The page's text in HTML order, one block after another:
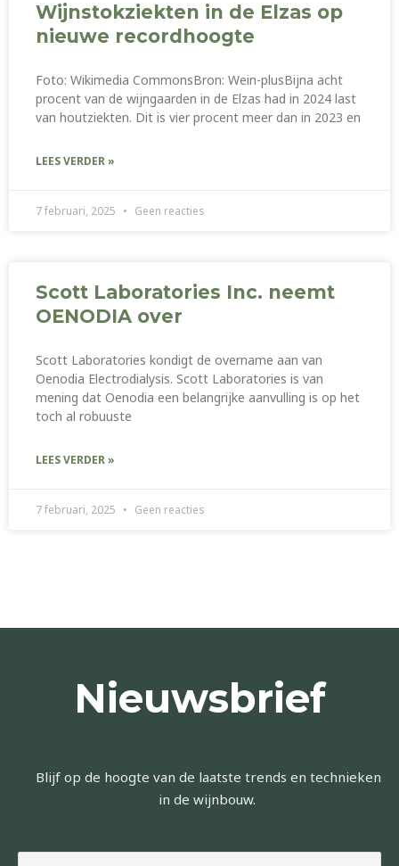
Wijnstokziekten in de Elzas op
nieuwe recordhoogte
Foto: Wikimedia CommonsBron: Wein-plusBijna acht
procent van de wijngaarden in de Elzas had in 2024 last
van houtziekten. Dit is vier procent meer dan in 2023 en
LEES VERDER »
7 februari, 2025 Geen reacties
Scott Laboratories Inc. neemt
OENODIA over
Scott Laboratories kondigt de overname aan van
Oenodia Electrodialysis. Scott Laboratories is van
mening dat Oenodia een belangrijke aanvulling is op het
toch al robuuste
LEES VERDER »
7 februari, 2025 Geen reacties
Nieuwsbrief
Blijf op de hoogte van de laatste trends en technieken
in de wijnbouw.